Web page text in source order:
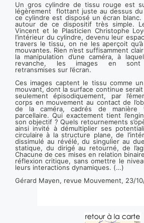
Un gros cylindre de tissu rouge est
légèrement flottant juste au dessus
ce cylindre est disposé un écran
autour de ce dispositif très simple.
Vincent et le Plasticien Christophe
l’intérieur du cylindre, devenu leur
travers le tissu, on ne les aperçoit
mouvantes. Rien n’est suffisamment
la manipulation d’une caméra, à
revanche, les images en sont
retransmises sur l’écran.
Ces images captent le tissu comme
mouvant, dont la surface continue
seulement épisodiquement, par
corps en mouvement au contact de
de la caméra, cadrés de manière
parcellaire. Qui exactement tient
son objectif ? Quels retournements
ainsi invité à démultiplier ses
circulaire à la structure plane, de
dissimulé au révélé, du singulier au
statique, du dirigé au retourné, de
Chacune de ces mises en relation
réflexion critique, sans omettre le
leurs interactions dynamiques. (…)
Gérard Mayen, revue Mouvement, 23/